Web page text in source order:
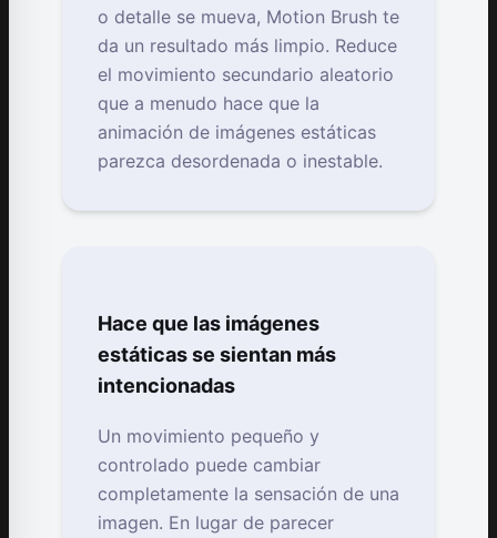
o detalle se mueva, Motion Brush te
da un resultado más limpio. Reduce
el movimiento secundario aleatorio
que a menudo hace que la
animación de imágenes estáticas
parezca desordenada o inestable.
Hace que las imágenes
estáticas se sientan más
intencionadas
Un movimiento pequeño y
controlado puede cambiar
completamente la sensación de una
imagen. En lugar de parecer